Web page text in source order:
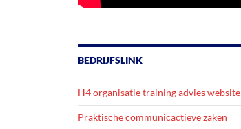
BEDRIJFSLINK
H4 organisatie training advies website
Praktische communicactieve zaken